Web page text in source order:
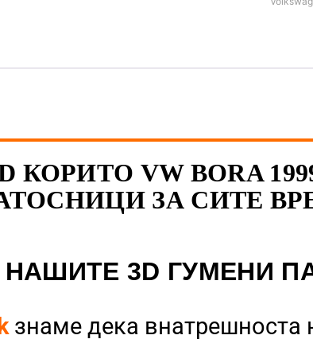
КОРИТО VW BORA
ЗА СИТЕ
НАШИТЕ 3D ГУМЕНИ
знаме дека внатрешноста